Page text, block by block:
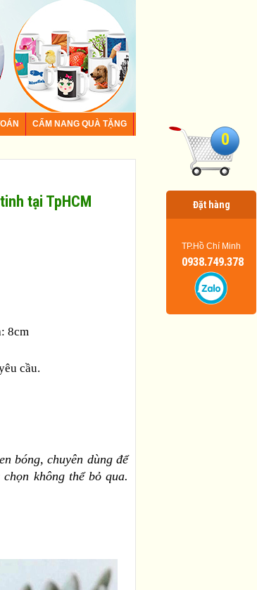
0
Đặt hàng
TP.Hồ Chí Minh
0938.749.378
CẨM NANG QUÀ TẶNG
tại TpHCM
8cm
cầu.
bóng, chuyên dùng để
không thể bỏ qua.